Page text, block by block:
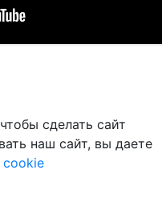
сделать сайт
наш сайт, вы даете
cookie